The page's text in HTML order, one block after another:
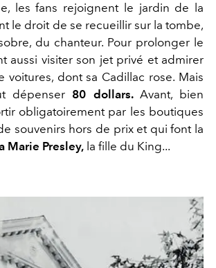
les fans rejoignent le jardin de la
le droit de se recueillir sur la tombe,
du chanteur. Pour prolonger le
aussi visiter son jet privé et admirer
voitures, dont sa Cadillac rose. Mais
dépenser 80 dollars. Avant, bien
obligatoirement par les boutiques
souvenirs hors de prix et qui font la
Marie Presley, la fille du King...